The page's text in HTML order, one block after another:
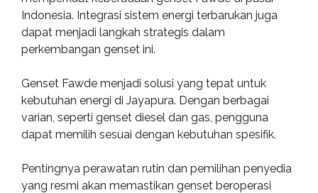
Indonesia. Integrasi sistem energi terbarukan juga
dapat menjadi langkah strategis dalam
perkembangan genset ini.
Genset Fawde menjadi solusi yang tepat untuk
kebutuhan energi di Jayapura. Dengan berbagai
varian, seperti genset diesel dan gas, pengguna
dapat memilih sesuai dengan kebutuhan spesifik.
Pentingnya perawatan rutin dan pemilihan penyedia
yang resmi akan memastikan genset beroperasi